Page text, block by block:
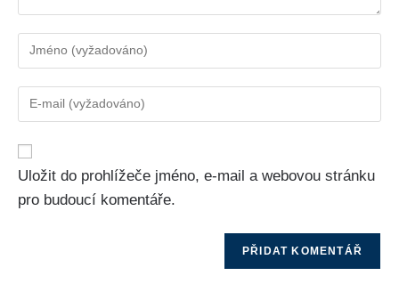
Uložit do prohlížeče jméno, e-mail a webovou stránku
pro budoucí komentáře.